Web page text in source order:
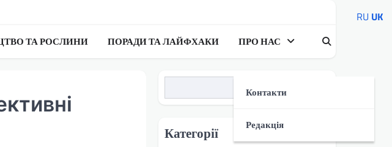
ТА РОСЛИНИ ПОРАДИ ТА ЛАЙФХАКИ ПРО НАС
Контакти
Редакція
Категорії
RU UK